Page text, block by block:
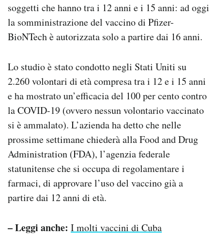
CALENDARIO
AREA PERSONALE
Area Personale
Regala il Post
Hai bisogno di aiuto?
Esci
soggetti che hanno tra i 12 anni e i 15 anni: ad oggi
la somministrazione del vaccino di Pfizer-
BioNTech è autorizzata solo a partire dai 16 anni.
Lo studio è stato condotto negli Stati Uniti su
2.260 volontari di età compresa tra i 12 e i 15 anni
e ha mostrato un’efficacia del 100 per cento contro
la COVID-19 (ovvero nessun volontario vaccinato
si è ammalato). L’azienda ha detto che nelle
prossime settimane chiederà alla Food and Drug
Administration (FDA), l’agenzia federale
statunitense che si occupa di regolamentare i
farmaci, di approvare l’uso del vaccino già a
partire dai 12 anni di età.
– Leggi anche: I molti vaccini di Cuba